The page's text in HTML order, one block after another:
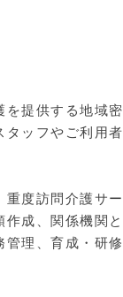
提供する地域
ッフやご利用
度訪問介護サ
成、関係機関
管理、育成・研